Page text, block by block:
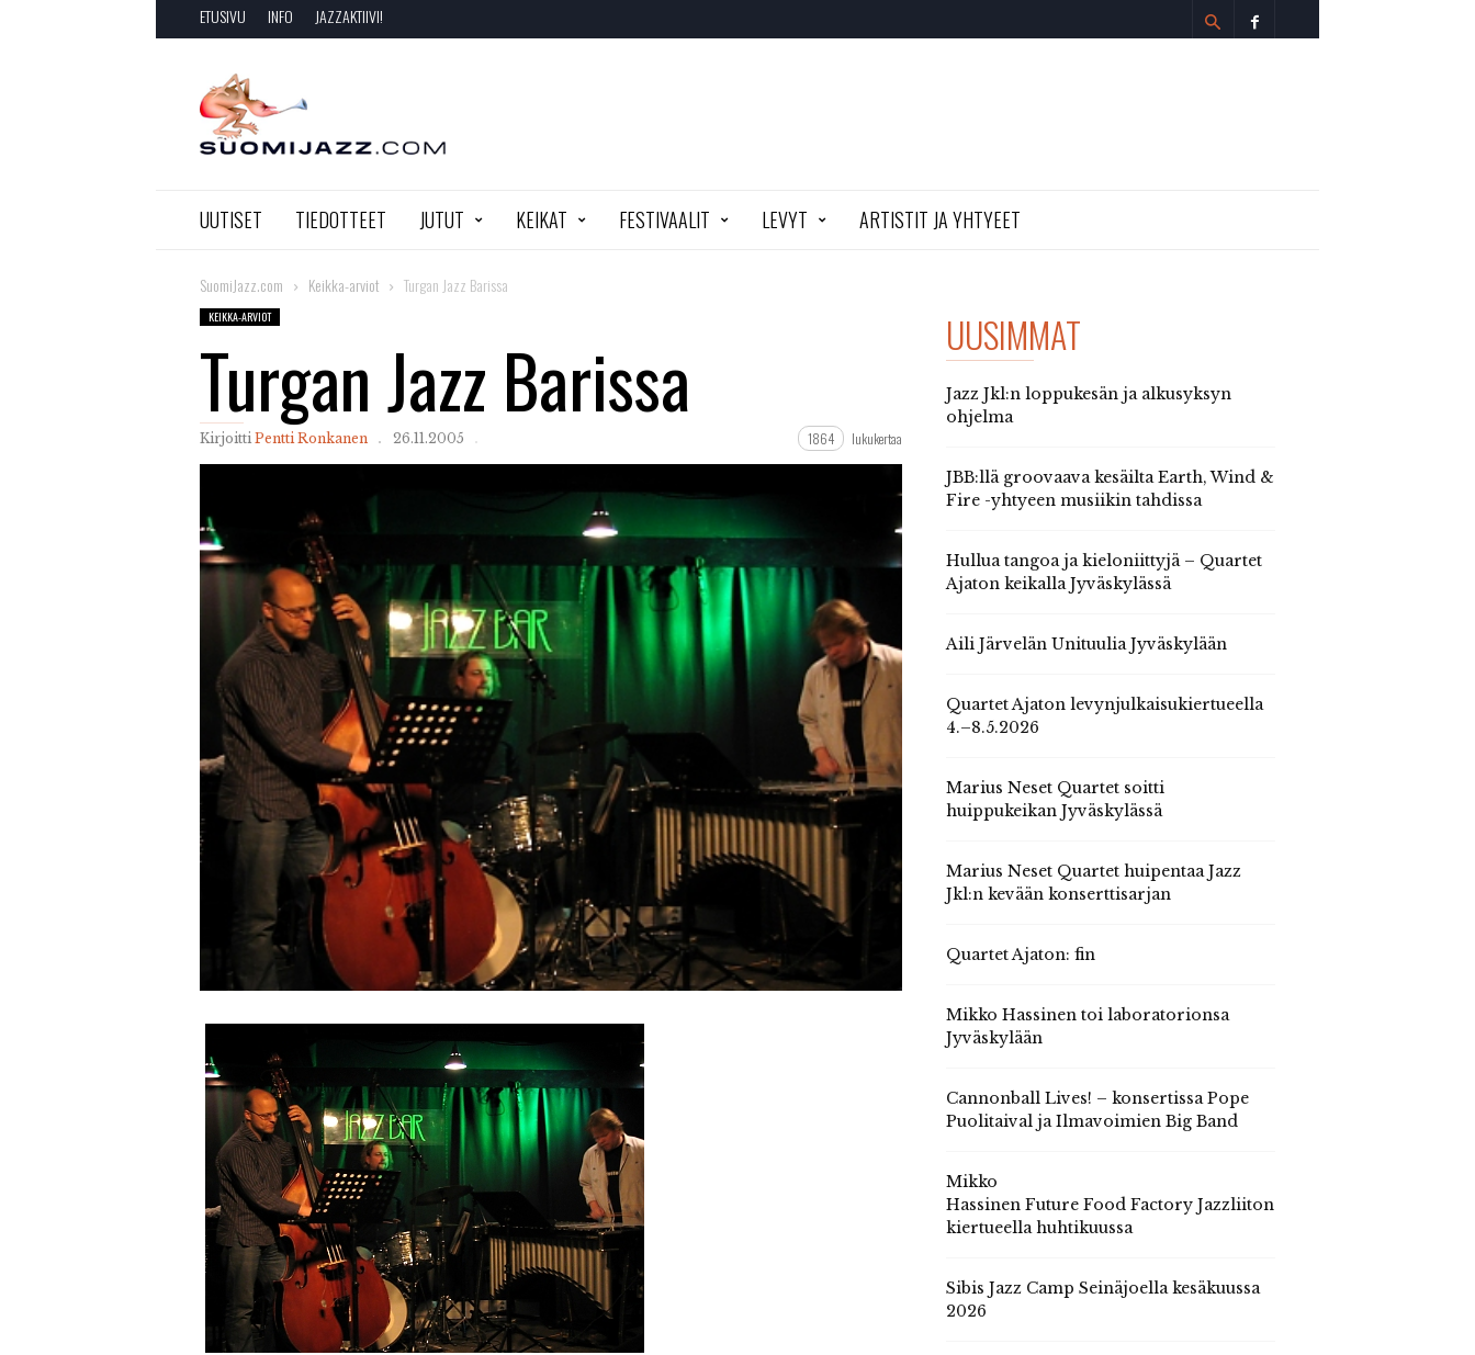
ETUSIVU INFO JAZZAKTIIVI!
SuomiJazz.com
UUTISET TIEDOTTEET JUTUT KEIKAT FESTIVAALIT LEVYT ARTISTIT JA YHTYEET
SuomiJazz.com Keikka-arviot Turgan Jazz Barissa
KEIKKA-ARVIOT
Turgan Jazz Barissa
Kirjoitti Pentti Ronkanen 26.11.2005 1864 lukukertaa
UUSIMMAT
Jazz Jkl:n loppukesän ja alkusyksyn
ohjelma
JBB:llä groovaava kesäilta Earth, Wind &
Fire -yhtyeen musiikin tahdissa
Hullua tangoa ja kieloniittyjä – Quartet
Ajaton keikalla Jyväskylässä
Aili Järvelän Unituulia Jyväskylään
Quartet Ajaton levynjulkaisukiertueella
4.–8.5.2026
Marius Neset Quartet soitti
huippukeikan Jyväskylässä
Marius Neset Quartet huipentaa Jazz
Jkl:n kevään konserttisarjan
Quartet Ajaton: fin
Mikko Hassinen toi laboratorionsa
Jyväskylään
Cannonball Lives! – konsertissa Pope
Puolitaival ja Ilmavoimien Big Band
Mikko
Hassinen Future Food Factory Jazzliiton
kiertueella huhtikuussa
Sibis Jazz Camp Seinäjoella kesäkuussa
2026